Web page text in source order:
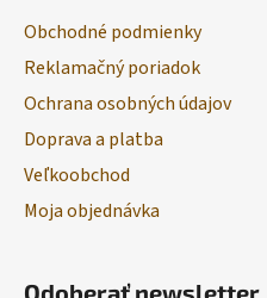
Obchodné podmienky
Reklamačný poriadok
Ochrana osobných údajov
Doprava a platba
Veľkoobchod
Moja objednávka
Odoberať newsletter